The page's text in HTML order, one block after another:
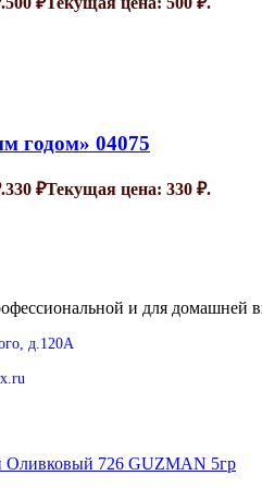
годом» 04075
330 ₽Текущая цена: 330 ₽.
и для домашней
д.120А
Оливковый 726 GUZMAN 5гр